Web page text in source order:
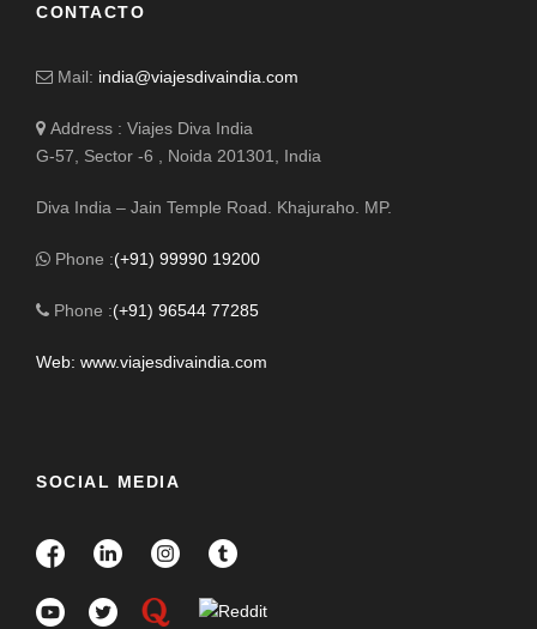
CONTACTO
Mail: india@viajesdivaindia.com
Address : Viajes Diva India
G-57, Sector -6 , Noida 201301, India
Diva India – Jain Temple Road. Khajuraho. MP.
Phone :(+91) 99990 19200
Phone :(+91) 96544 77285
Web: www.viajesdivaindia.com
SOCIAL MEDIA